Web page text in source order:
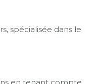
spécialisée dans le